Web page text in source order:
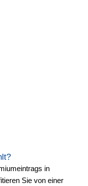
in
Sie von einer